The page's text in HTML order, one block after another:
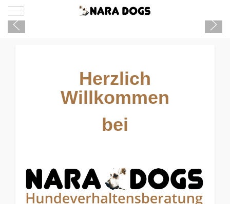
Mobile Menu Toggle
Ihr Hund zeigt ein Problemverhalten?
Herzlich
Willkommen
bei